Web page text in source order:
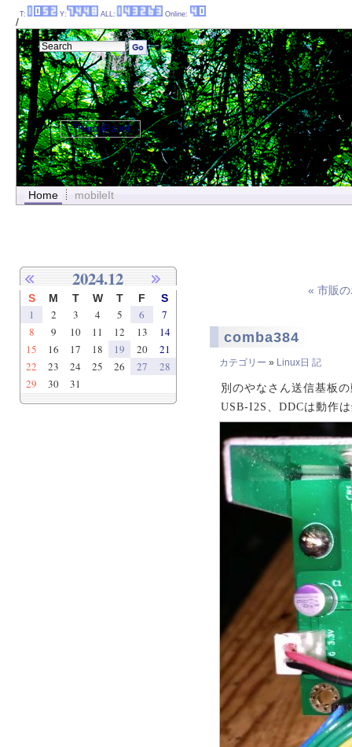
/
Home mobileIt
« 市販
comba384
カテゴリー » Linux日 記
別のやなさん送信基板
USB-I2S、DDCは動作
2024.12
S M T W T F S
1 2 3 4 5 6
7
8
9 10 11 12 13
14
15
16 17 18 19 20
21
22
23 24 25 26 27
28
29
30 31
T: Y: ALL: Online:
ThemePanel